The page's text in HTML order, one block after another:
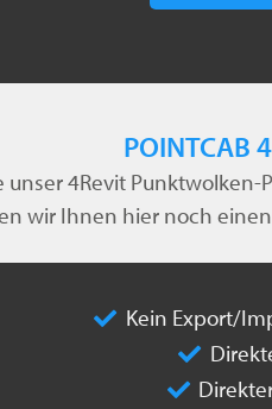
POINTCAB
unser 4Revit
wir Ihnen hier noch
Kein Export/